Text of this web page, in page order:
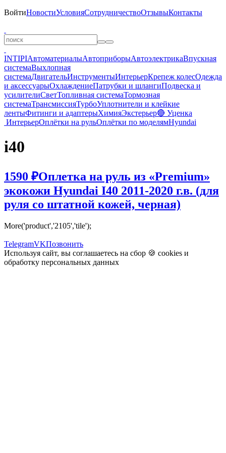
ВойтиНовостиУсловияСотрудничествоОтзывыКонтакты
INTIPIАвтоматериалыАвтоприборыАвтоэлектрикаВпускная
системаВыхлопная
системаДвигательИнструментыИнтерьерКрепеж колесОдежда
и аксессуарыОхлаждениеПатрубки и шлангиПодвеска и
усилителиСветТопливная системаТормозная
системаТрансмиссияТурбоУплотнители и клейкие
лентыФитинги и адаптерыХимияЭкстерьер🔴 Уценка
ИнтерьерОплётки на рульОплётки по моделямHyundai
i40
1590 ₽Оплетка на руль из «Premium»
экокожи Hyundai I40 2011-2020 г.в. (для
руля со штатной кожей, черная)
More('product','2105','tile');
TelegramVKПозвонить
Используя сайт, вы соглашаетесь на сбор 🍪 cookies и
обработку персональных данных